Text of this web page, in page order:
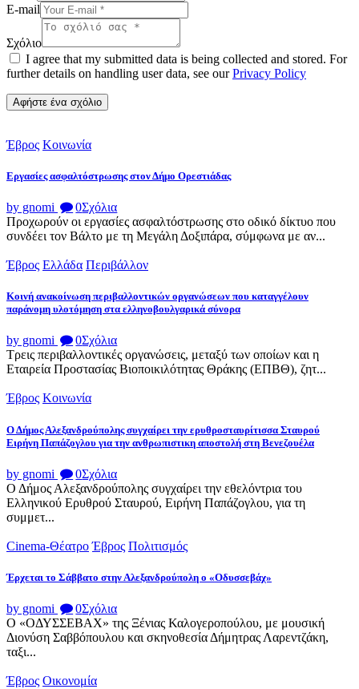
E-mail
Σχόλιο
I agree that my submitted data is being collected and stored. For
further details on handling user data, see ourPrivacy Policy
Έβρος Κοινωνία
Εργασίες ασφαλτόστρωσης στον Δήμο Ορεστιάδας
by gnomi 0Σχόλια
Προχωρούν οι εργασίες ασφαλτόστρωσης στο οδικό δίκτυο που
συνδέει τον Βάλτο με τη Μεγάλη Δοξιπάρα, σύμφωνα με αν...
Έβρος Ελλάδα Περιβάλλον
Κοινή ανακοίνωση περιβαλλοντικών οργανώσεων που καταγγέλουν
παράνομη υλοτόμηση στα ελληνοβουλγαρικά σύνορα
by gnomi 0Σχόλια
Τρεις περιβαλλοντικές οργανώσεις, μεταξύ των οποίων και η
Εταιρεία Προστασίας Βιοποικιλότητας Θράκης (ΕΠΒΘ), ζητ...
Έβρος Κοινωνία
Ο Δήμος Αλεξανδρούπολης συγχαίρει την ερυθροσταυρίτισσα Σταυρού
Ειρήνη Παπάζογλου για την ανθρωπιστικη αποστολή στη Βενεζουέλα
by gnomi 0Σχόλια
Ο Δήμος Αλεξανδρούπολης συγχαίρει την εθελόντρια του
Ελληνικού Ερυθρού Σταυρού, Ειρήνη Παπάζογλου, για τη
συμμετ...
Cinema-Θέατρο Έβρος Πολιτισμός
Έρχεται το Σάββατο στην Αλεξανδρούπολη ο «Οδυσσεβάχ»
by gnomi 0Σχόλια
Ο «ΟΔΥΣΣΕΒΑΧ» της Ξένιας Καλογεροπούλου, με μουσική
Διονύση Σαββόπουλου και σκηνοθεσία Δήμητρας Λαρεντζάκη,
ταξι...
Έβρος Οικονομία